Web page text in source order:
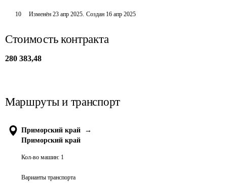
10 Изменён23 апр 2025. Создан 16 апр 2025
Стоимость контракта
280 383,48
Маршруты и транспорт
Приморский край
→
Приморский край
Кол-во машин: 1
Варианты транспорта